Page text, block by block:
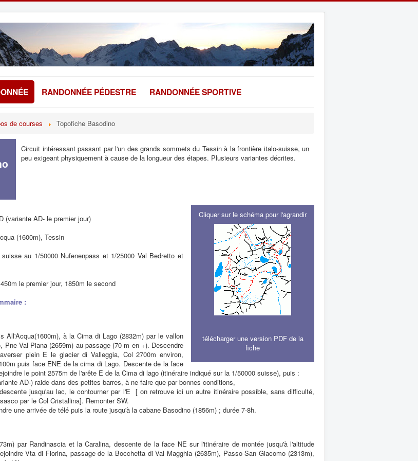
RANDONNÉE PÉDESTRE RANDONNÉE SPORTIVE
de courses Topofiche Basodino
Circuit intéressant passant par l'un des grands sommets du Tessin à la frontière italo-suisse, un
peu exigeant physiquement à cause de la longueur des étapes. Plusieurs variantes décrites.
Cliquer sur le schéma pour l'agrandir
télécharger une version PDF de la
fiche
(variante AD- le premier jour)
(1600m), Tessin
au 1/50000 Nufenenpass et 1/25000 Val Bedretto et
le premier jour, 1850m le second
:
All'Acqua(1600m), à la Cima di Lago (2832m) par le vallon
Pne Val Piana (2659m) au passage (70 m en +). Descendre
plein E le glacier di Valleggia, Col 2700m environ,
puis face ENE de la cima di Lago. Descente de la face
le point 2575m de l'arête E de la Cima di lago (itinéraire indiqué sur la 1/50000 suisse), puis :
AD-) raide dans des petites barres, à ne faire que par bonnes conditions,
jusqu'au lac, le contourner par l'E [ on retrouve ici un autre itinéraire possible, sans difficulté,
par le Col Cristallina]. Remonter SW.
une arrivée de télé puis la route jusqu'à la cabane Basodino (1856m) ; durée 7-8h.
par Randinascia et la Caralina, descente de la face NE sur l'itinéraire de montée jusqu'à l'altitude
Vta di Fiorina, passage de la Bocchetta di Val Magghia (2635m), Passo San Giacomo (2313m),